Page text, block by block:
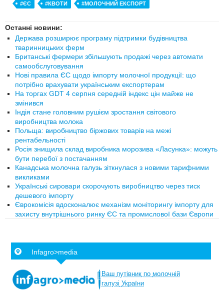
#ЄС #КВОТИ #МОЛОЧНИЙ ЕКСПОРТ
Останні новини:
Держава розширює програму підтримки будівництва
тваринницьких ферм
Британські фермери збільшують продажі через автомати
самообслуговування
Нові правила ЄС щодо імпорту молочної продукції: що
потрібно врахувати українським експортерам
На торгах GDT 4 серпня середній індекс цін майже не
змінився
Індія стане головним рушієм зростання світового
виробництва молока
Польща: виробництво біржових товарів на межі
рентабельності
Росія знищила склад виробника морозива «Ласунка»: можуть
бути перебої з постачанням
Канадська молочна галузь зіткнулася з новими тарифними
викликами
Українські сировари скорочують виробництво через тиск
дешевого імпорту
Єврокомісія вдосконалює механізм моніторингу імпорту для
захисту внутрішнього ринку ЄС та промислової бази Європи
Infagro>media
Ваш путівник по молочній
галузі України